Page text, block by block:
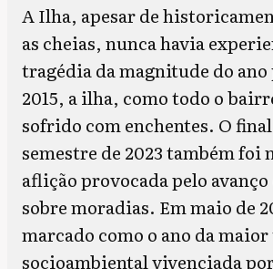
A Ilha, apesar de
as cheias, nunca havia
tragédia da magnitude do ano
2015, a ilha, como todo o
sofrido com enchentes. O
semestre de 2023 também foi
aflição provocada pelo avanço
sobre moradias. Em maio de
marcado como o ano da
socioambiental vivenciada